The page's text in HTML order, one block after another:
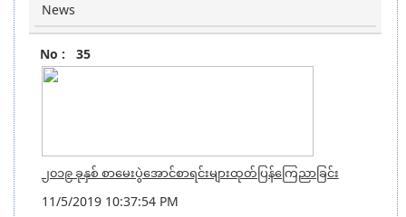
News
35
၂၀၁၉ ခုနှစ် စာမေးပွဲအောင်စာရင်းများထုတ်ပြန်ကြေညာခြင်း
11/5/2019 10:37:54 PM